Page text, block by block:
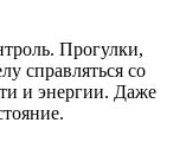
Прогулки,
справляться со
и энергии. Даже